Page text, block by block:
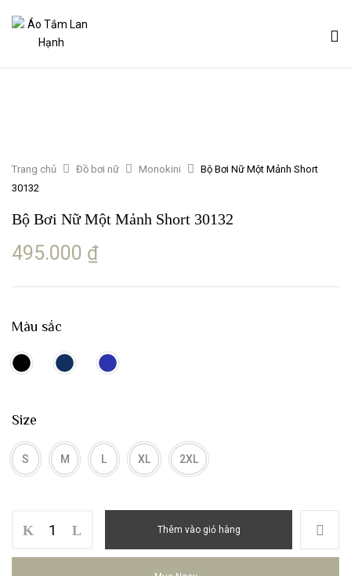
Trang chủ Đồ bơi nữ Monokini
Bộ Bơi Nữ Một Mảnh Short
30132
Bộ Bơi Nữ Một Mảnh Short 30132
495.000 ₫
Màu sắc
Size
S M L XL 2XL
Bơi
Nữ
Thêm vào giỏ hàng